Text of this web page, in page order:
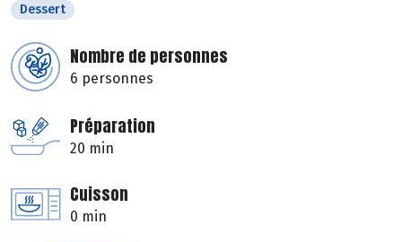
Dessert
Nombre de personnes
6 personnes
Préparation
20 min
Cuisson
0 min